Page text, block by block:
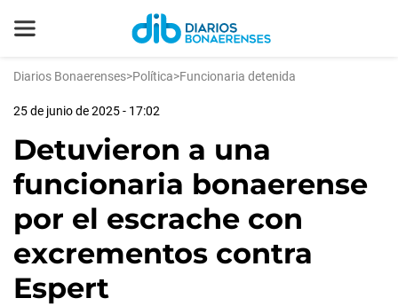
Diarios Bonaerenses>Política>Funcionaria detenida
25 de junio de 2025 - 17:02
Detuvieron a una
funcionaria bonaerense
por el escrache con
excrementos contra
Espert